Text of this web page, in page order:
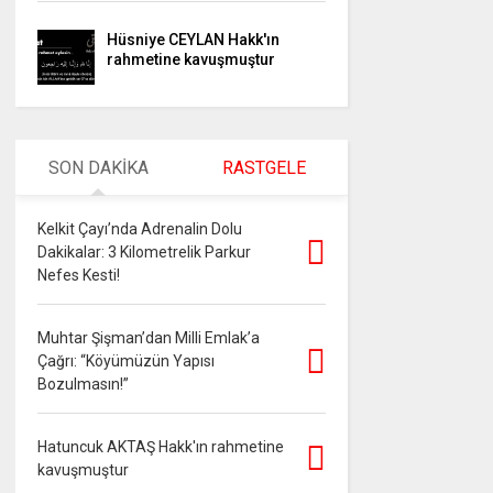
Hüsniye CEYLAN Hakk'ın
rahmetine kavuşmuştur
SON DAKİKA RASTGELE
Kelkit Çayı’nda Adrenalin Dolu
Dakikalar: 3 Kilometrelik Parkur
Nefes Kesti!
Muhtar Şişman’dan Milli Emlak’a
Çağrı: “Köyümüzün Yapısı
Bozulmasın!”
Hatuncuk AKTAŞ Hakk'ın rahmetine
kavuşmuştur